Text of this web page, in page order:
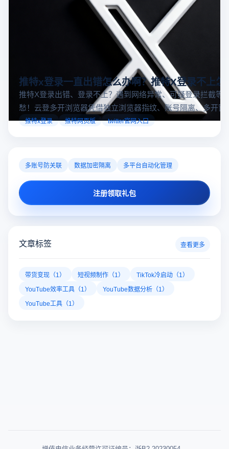
推特x登录一直出错怎么办啊？推特X登录不上怎
推特X登录出错、登录不上？遇到网络异常、可疑登录拦截等
愁！云登多开浏览器凭借独立浏览器指纹、账号隔离、多开窗
对性解决登录难题，让推特X登录更稳定安全～
推特x登录 推特网页版 twitter官网入口
多账号防关联 数据加密隔离 多平台自动化管理
注册领取礼包
文章标签 查看更多
带货变现（1） 短视频制作（1）
TikTok冷启动（1）
YouTube效率工具（1）
YouTube数据分析（1）
YouTube工具（1）